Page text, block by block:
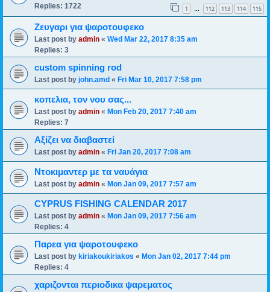
Replies: 1722 1 112 113 114 115
Ζευγαρι για ψαροτουφεκο
Last post by admin « Wed Mar 22, 2017 8:35 am
Replies: 3
custom spinning rod
Last post by john.amd « Fri Mar 10, 2017 7:58 pm
κοπελια, τον νου σας...
Last post by admin « Mon Feb 20, 2017 7:40 am
Replies: 7
Αξίζει να διαβαστεί
Last post by admin « Fri Jan 20, 2017 7:08 am
Ντοκιμαντερ με τα ναυάγια
Last post by admin « Mon Jan 09, 2017 7:57 am
CYPRUS FISHING CALENDAR 2017
Last post by admin « Mon Jan 09, 2017 7:56 am
Replies: 4
Παρεα για ψαροτουφεκο
Last post by kiriakoukiriakos « Mon Jan 02, 2017 7:44 pm
Replies: 4
χαριζονται περιοδικα ψαρεματος